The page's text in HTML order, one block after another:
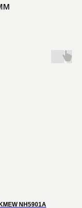
KMEW NH5901A